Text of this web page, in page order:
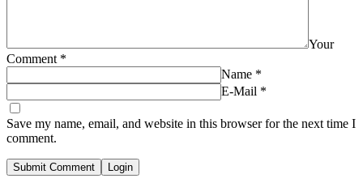
Your
Comment *
Name *
E-Mail *
Save my name, email, and website in this browser for the next time I
comment.
Submit Comment Login